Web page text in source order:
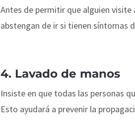
Antes de permitir que alguien visite
abstengan de ir si tienen síntomas
4. Lavado de manos
Insiste en que todas las personas
Esto ayudará a prevenir la